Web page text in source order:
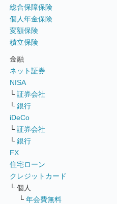
総合保障保険
個人年金保険
変額保険
積立保険
金融
ネット証券
NISA
└ 証券会社
└ 銀行
iDeCo
└ 証券会社
└ 銀行
FX
住宅ローン
クレジットカード
└ 個人
└ 年会費無料